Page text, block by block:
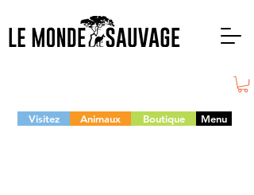
Visitez Animaux Boutique Menu